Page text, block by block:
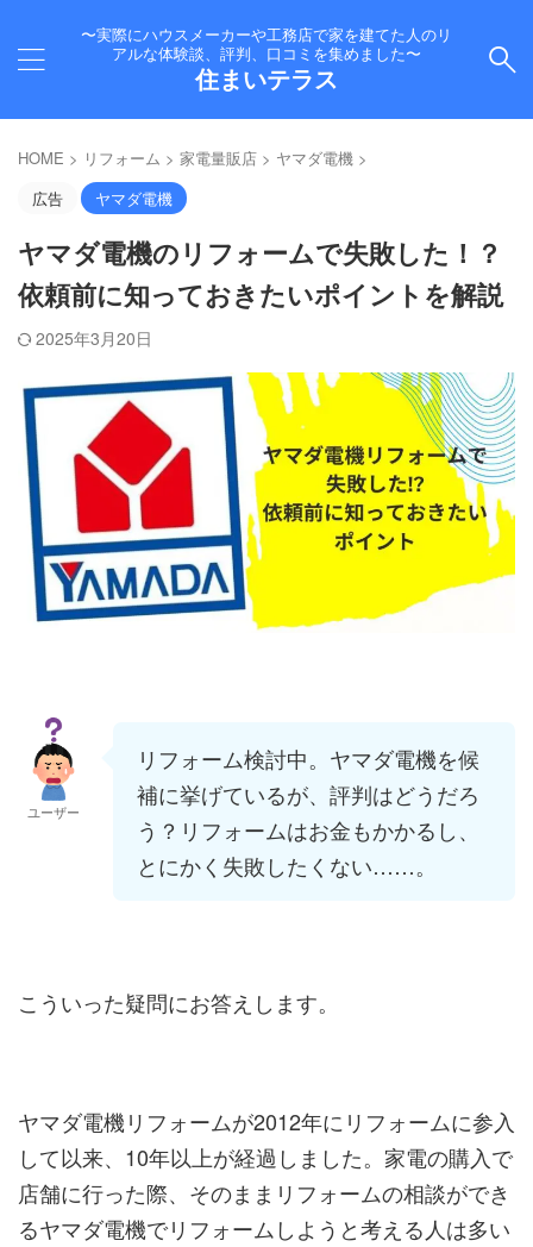
〜実際にハウスメーカーや工務店で家を建てた人のリ
アルな体験談、評判、口コミを集めました〜
住まいテラス
HOME > リフォーム > 家電量販店 > ヤマダ電機 >
広告
ヤマダ電機
ヤマダ電機のリフォームで失敗した！？
依頼前に知っておきたいポイントを解説
2025年3月20日
ユーザー
リフォーム検討中。ヤマダ電機を候
補に挙げているが、評判はどうだろ
う？リフォームはお金もかかるし、
とにかく失敗したくない……。
こういった疑問にお答えします。
ヤマダ電機リフォームが2012年にリフォームに参入
して以来、10年以上が経過しました。家電の購入で
店舗に行った際、そのままリフォームの相談ができ
るヤマダ電機でリフォームしようと考える人は多い